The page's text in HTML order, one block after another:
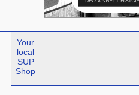
Your
local
SUP
Shop